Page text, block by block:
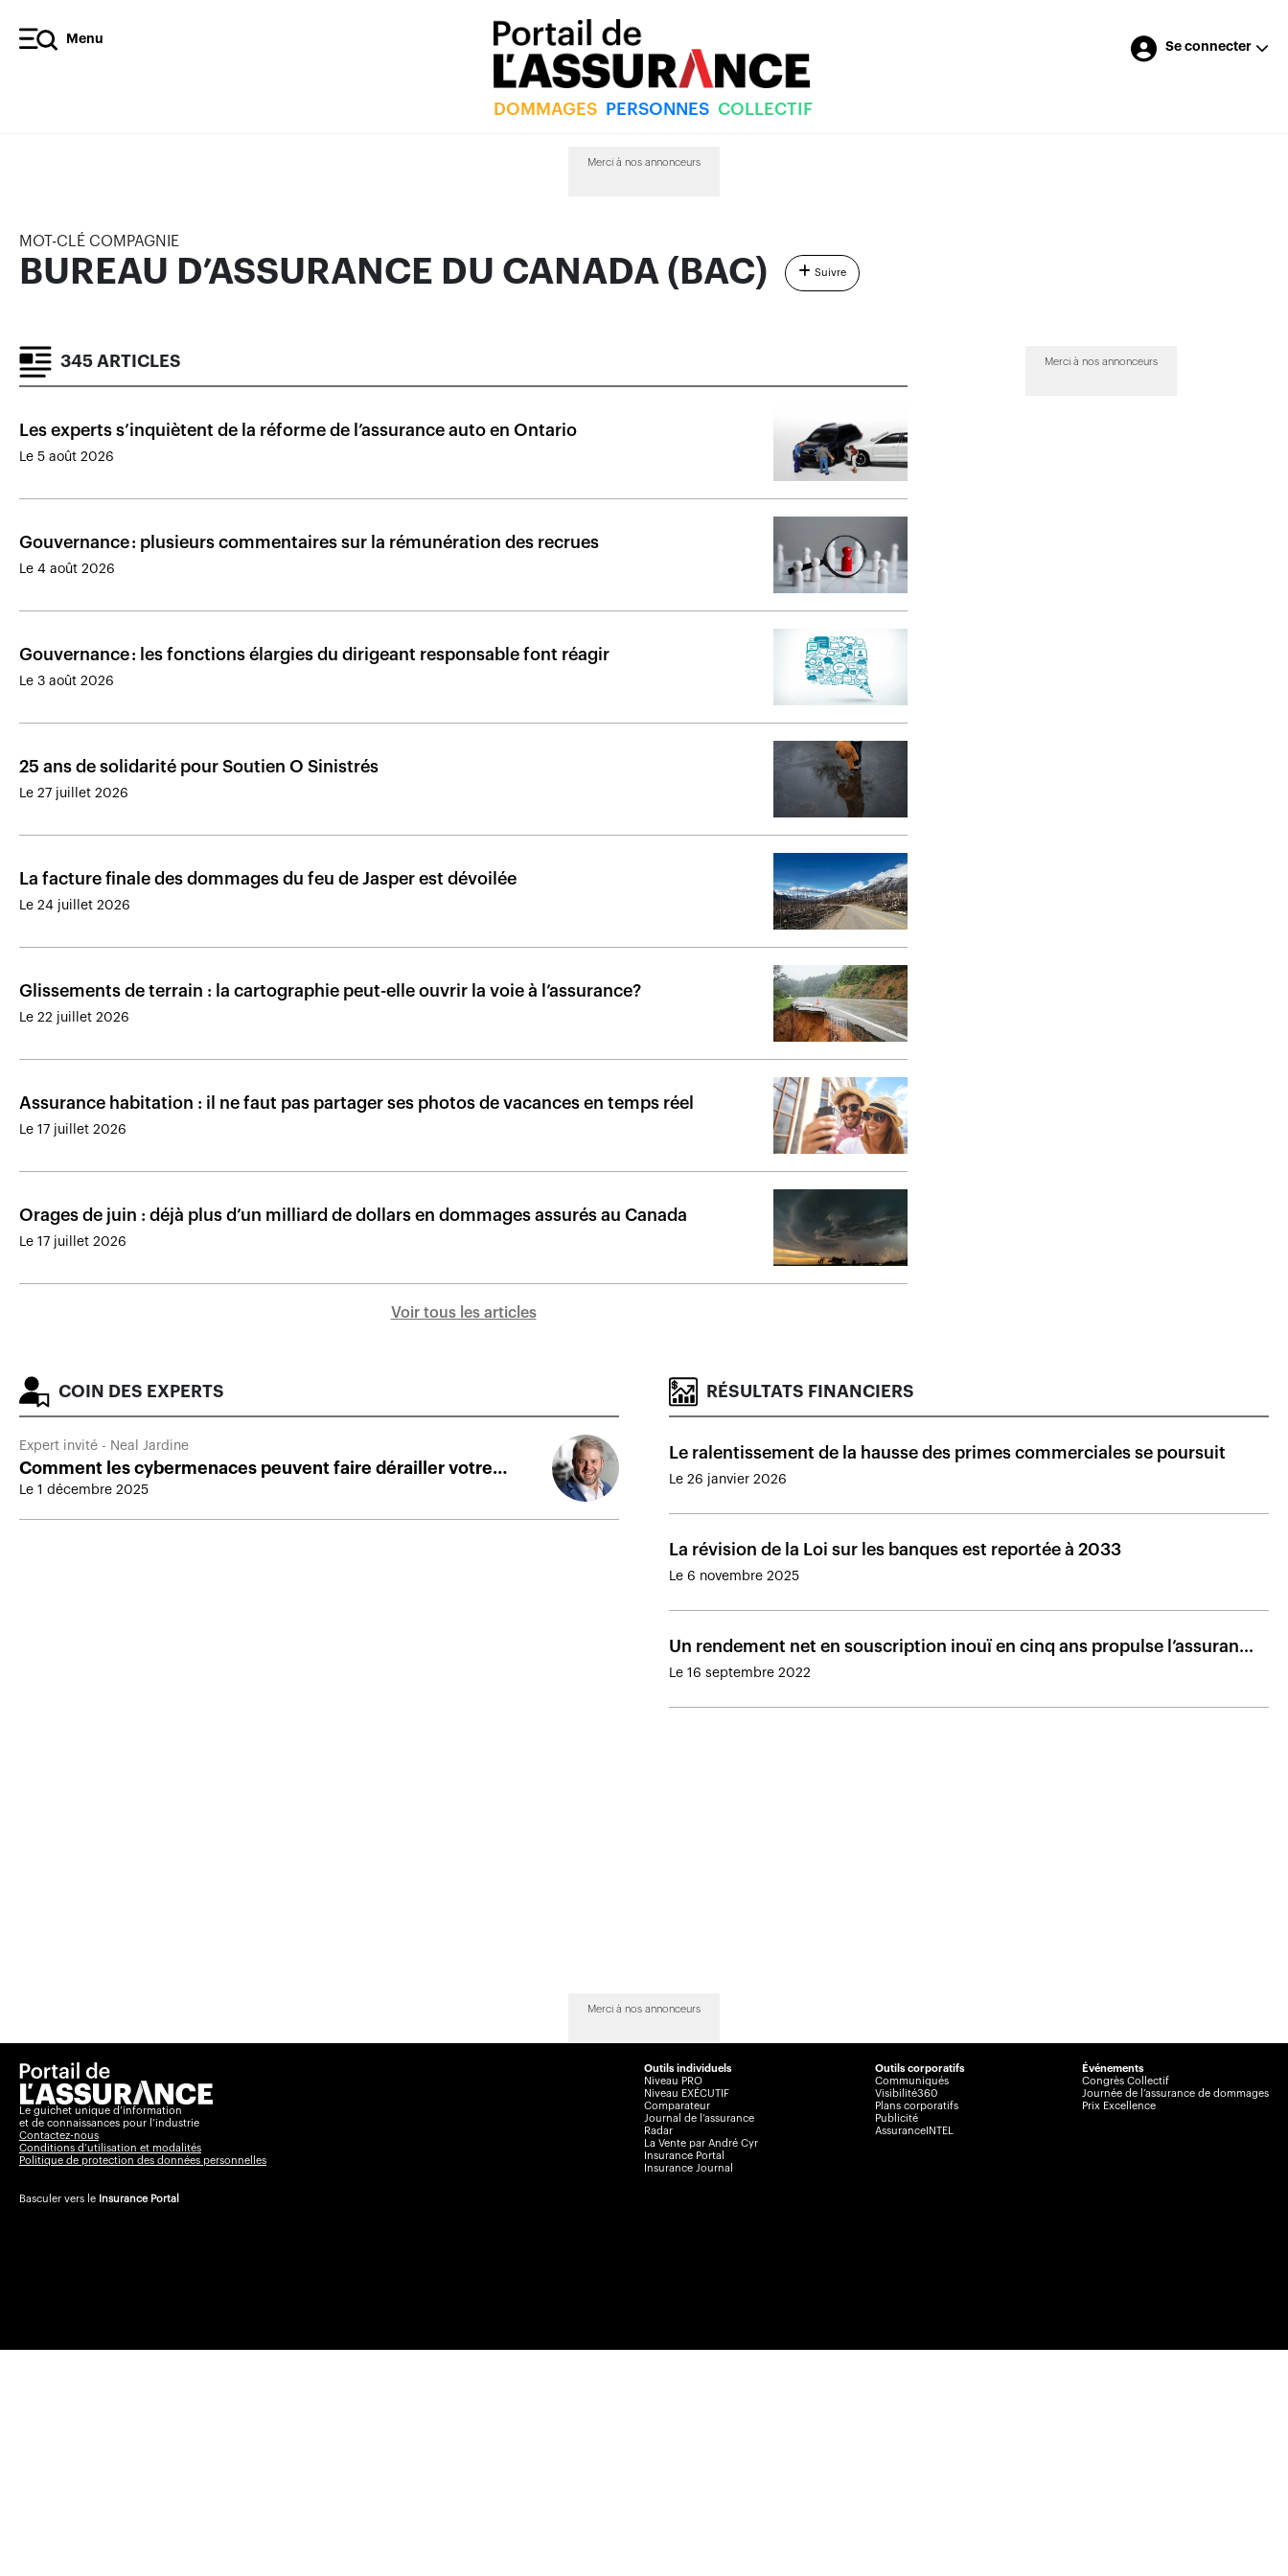
Menu
DOMMAGES PERSONNES COLLECTIF
Se connecter
BUREAU D’ASSURANCE DU CANADA (BAC)
Merci à nos annonceurs
MOT-CLÉ COMPAGNIE
BUREAU D’ASSURANCE DU CANADA (BAC) Suivre
345 ARTICLES
Les experts s’inquiètent de la réforme de l’assurance auto en Ontario
Le 5 août 2026
Gouvernance : plusieurs commentaires sur la rémunération des recrues
Le 4 août 2026
Gouvernance : les fonctions élargies du dirigeant responsable font réagir
Le 3 août 2026
25 ans de solidarité pour Soutien O Sinistrés
Le 27 juillet 2026
La facture finale des dommages du feu de Jasper est dévoilée
Le 24 juillet 2026
Glissements de terrain : la cartographie peut-elle ouvrir la voie à l’assurance?
Le 22 juillet 2026
Assurance habitation : il ne faut pas partager ses photos de vacances en temps réel
Le 17 juillet 2026
Orages de juin : déjà plus d’un milliard de dollars en dommages assurés au Canada
Le 17 juillet 2026
Voir tous les articles
Merci à nos annonceurs
COIN DES EXPERTS
Expert invité - Neal Jardine
Comment les cybermenaces peuvent faire dérailler votre
portefeuille clients
Le 1 décembre 2025
RÉSULTATS FINANCIERS
Le ralentissement de la hausse des primes commerciales se poursuit
Le 26 janvier 2026
La révision de la Loi sur les banques est reportée à 2033
Le 6 novembre 2025
Un rendement net en souscription inouï en cinq ans propulse l’assurance
de dommages
Le 16 septembre 2022
Merci à nos annonceurs
Le guichet unique d’information
et de connaissances pour l’industrie
Contactez-nous
Conditions d’utilisation et modalités
Politique de protection des données personnelles
Basculer vers le Insurance Portal
Outils individuels
Niveau PRO
Niveau EXÉCUTIF
Comparateur
Journal de l’assurance
Radar
La Vente par André Cyr
Insurance Portal
Insurance Journal
Outils corporatifs
Communiqués
Visibilité360
Plans corporatifs
Publicité
AssuranceINTEL
Événements
Congrès Collectif
Journée de l’assurance de dommages
Prix Excellence